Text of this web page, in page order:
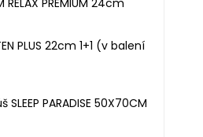
RELAX PREMIUM 24cm
PLUS 22cm 1+1 (v balení
SLEEP PARADISE 50X70CM